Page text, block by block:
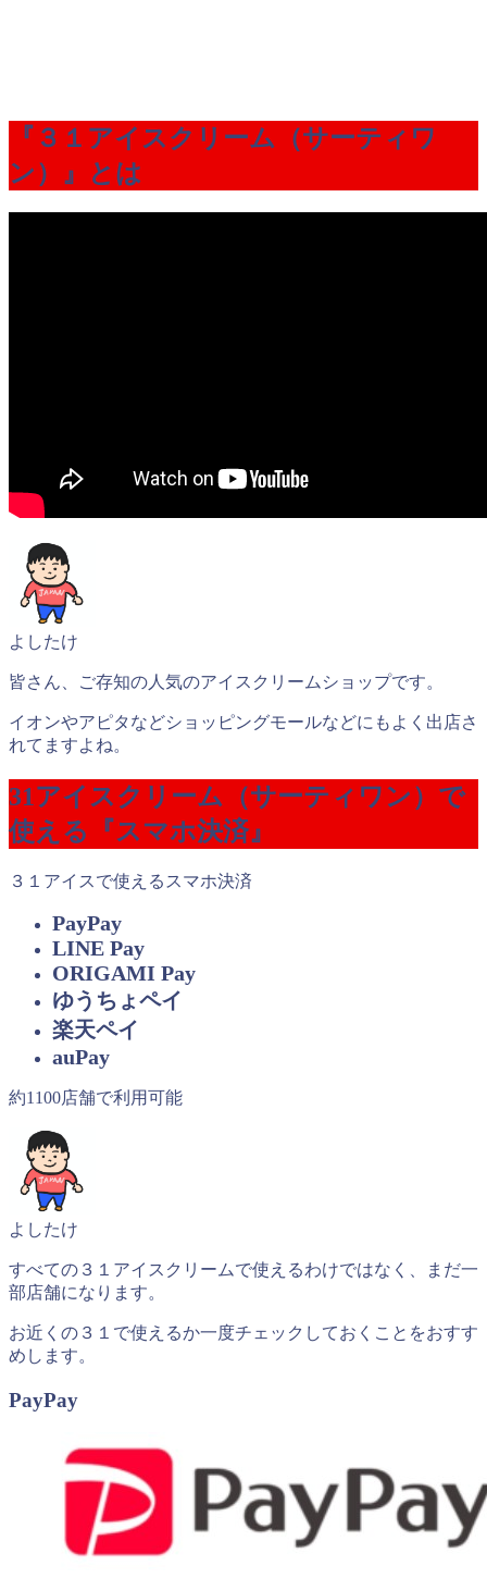
『３１アイスクリーム（サーティワ
ン）』とは
よしたけ
皆さん、ご存知の人気のアイスクリームショップです。
イオンやアピタなどショッピングモールなどにもよく出店さ
れてますよね。
31アイスクリーム（サーティワン）で
使える『スマホ決済』
３１アイスで使えるスマホ決済
PayPay
LINE Pay
ORIGAMI Pay
ゆうちょペイ
楽天ペイ
auPay
約1100店舗で利用可能
よしたけ
すべての３１アイスクリームで使えるわけではなく、まだ一
部店舗になります。
お近くの３１で使えるか一度チェックしておくことをおすす
めします。
PayPay